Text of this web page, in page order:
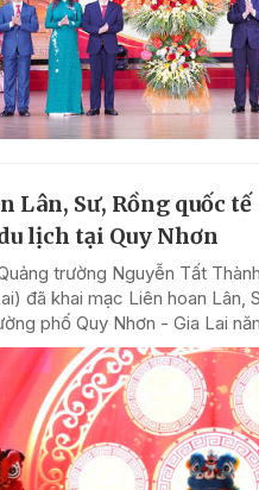
Lân, Sư, Rồng quốc
lịch tại Quy Nhơn
trường Nguyễn Tất
đã khai mạc Liên hoan Lân,
phố Quy Nhơn - Gia Lai